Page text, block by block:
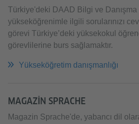
Türkiye'deki DAAD Bilgi ve Danışma
yükseköğrenimle ilgili sorularınızı
görevi Türkiye’deki yüksekokul
görevlilerine burs sağlamaktır.
Yükseköğretim danışmanlığı
MAGAZIN SPRACHE
Magazin Sprache'de, yabancı dil